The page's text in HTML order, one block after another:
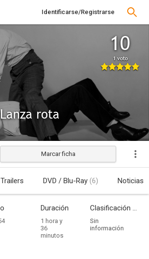
Identificarse/Registrarse
10
1 voto
Lanza rota
Estrenada
Marcar ficha
Trailers DVD / Blu-Ray (6) Noticias
Duración
1 hora y
36
minutos
Clasificación por edades
Sin
información